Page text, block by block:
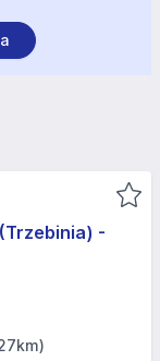
-